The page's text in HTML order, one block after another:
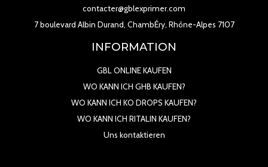
contacter@gblexprimer.com
7 boulevard Albin Durand, ChambÉry, Rhône-Alpes 7107
INFORMATION
GBL ONLINE KAUFEN
WO KANN ICH GHB KAUFEN?
WO KANN ICH KO DROPS KAUFEN?
WO KANN ICH RITALIN KAUFEN?
Uns kontaktieren